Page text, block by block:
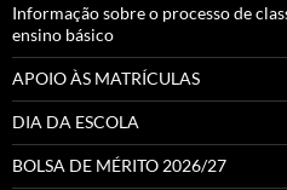
Informação sobre o processo de
ensino básico
APOIO ÀS MATRÍCULAS
DIA DA ESCOLA
BOLSA DE MÉRITO 2026/27